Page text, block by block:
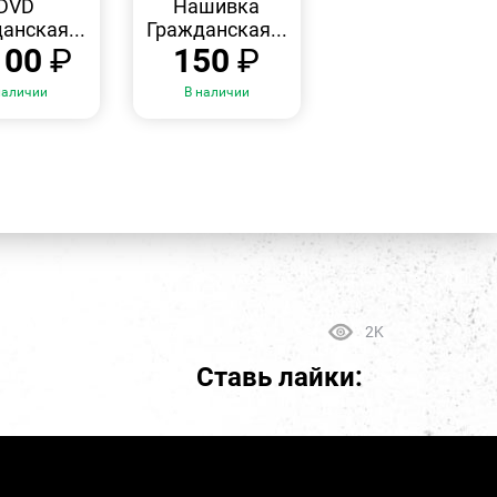
₽
Нашивка
Гражданская...
150₽
В наличии
2K
Ставь лайки: